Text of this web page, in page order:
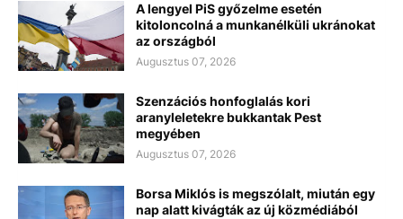
A lengyel PiS győzelme esetén
kitoloncolná a munkanélküli ukránokat
az országból
Augusztus 07, 2026
Szenzációs honfoglalás kori
aranyleletekre bukkantak Pest
megyében
Augusztus 07, 2026
Borsa Miklós is megszólalt, miután egy
nap alatt kivágták az új közmédiából